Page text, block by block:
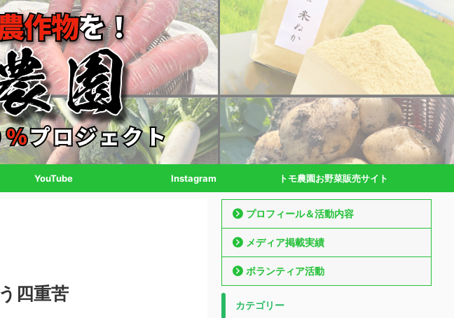
YouTube Instagram トモ農園お野菜販売サイト
四重苦
プロフィール＆活動内容
メディア掲載実績
ボランティア活動
カテゴリー